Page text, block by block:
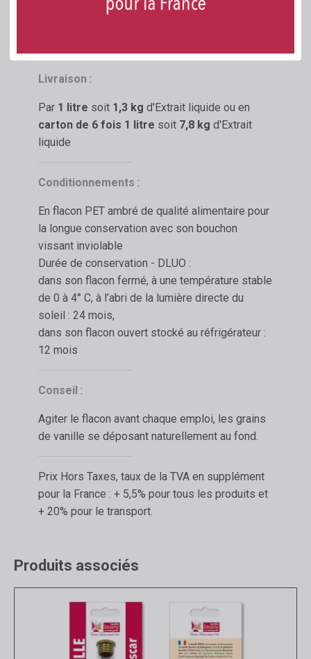
Livraison :
Par 1 litre soit 1,3 kg d'Extrait liquide ou en
carton de 6 fois 1 litre soit 7,8 kg d'Extrait
liquide
Conditionnements :
En flacon PET ambré de qualité alimentaire pour
la longue conservation avec son bouchon
vissant inviolable
Durée de conservation - DLUO :
dans son flacon fermé, à une température stable
de 0 à 4° C, à l’abri de la lumière directe du
soleil : 24 mois,
dans son flacon ouvert stocké au réfrigérateur :
12 mois
Conseil :
Agiter le flacon avant chaque emploi, les grains
de vanille se déposant naturellement au fond.
Prix Hors Taxes, taux de la TVA en supplément
pour la France : + 5,5% pour tous les produits et
+ 20% pour le transport.
Produits associés